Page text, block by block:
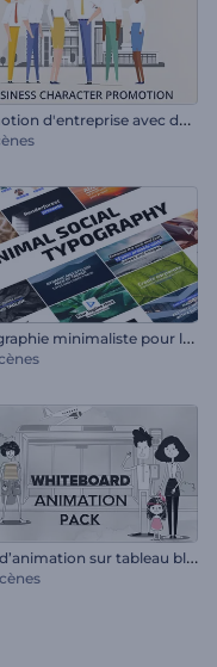
P
romotion d'entreprise avec des personnages
T
ypographie minimaliste pour les réseaux sociaux
P
ack d’animation sur tableau blanc